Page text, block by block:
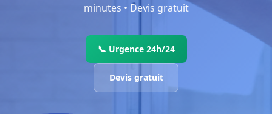
minutes • Devis gratuit
📞 Urgence 24h/24
Devis gratuit